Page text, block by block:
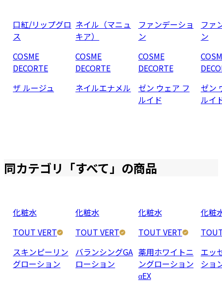
口紅/リップグロ
ス
COSME
DECORTE
ザ ルージュ
ネイル（マニュ
キア）
COSME
DECORTE
ネイルエナメル
ファンデーショ
ン
COSME
DECORTE
ゼン ウェア フ
ルイド
ファ
ン
ゼン
ルイ
同カテゴリ「すべて 」の商品
化粧水
TOUT VERT
スキンピーリン
グローション
化粧水
TOUT VERT
バランシングGA
ローション
化粧水
TOUT VERT
薬用ホワイトニ
ングローション
αEX
化粧
エッ
ショ